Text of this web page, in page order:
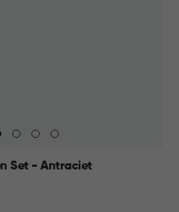
Set - Antraciet